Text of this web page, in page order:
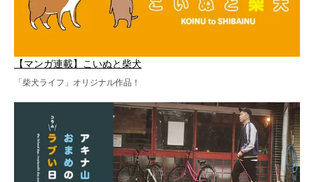
【マンガ連載】こいぬと柴犬
「柴犬ライフ」オリジナル作品！